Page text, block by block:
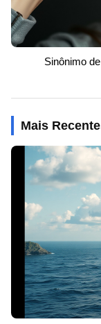
Sinônimo
Mais